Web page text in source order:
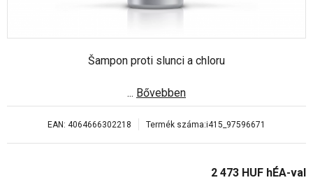
Šampon proti slunci a chloru
... Bővebben
EAN: 4064666302218 Termék száma:i415_97596671
2 473 HUF hÉA-val